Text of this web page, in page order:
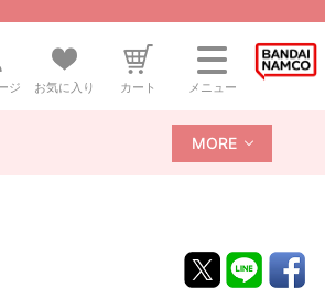
ジ お気に入り カート メニュー
MORE